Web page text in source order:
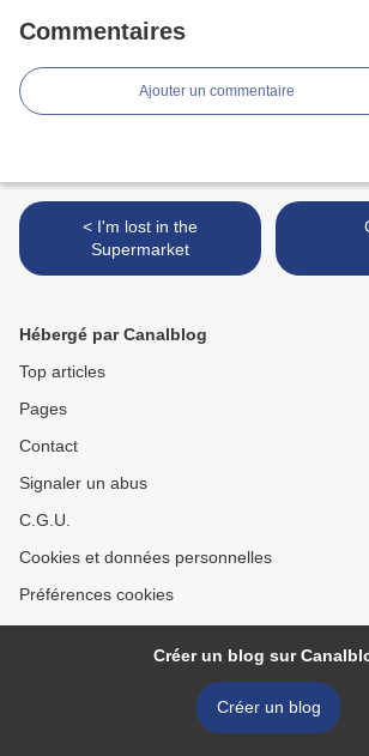
Commentaires
Ajouter un commentaire
< I'm lost in the
Supermarket
Hébergé par Canalblog
Top articles
Pages
Contact
Signaler un abus
C.G.U.
Cookies et données personnelles
Préférences cookies
Créer un blog sur
Créer un blog